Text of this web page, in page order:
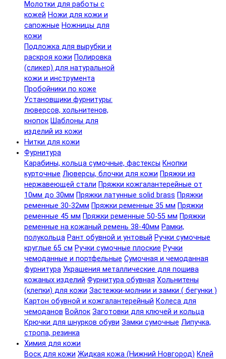
Молотки для работы с
кожей Ножи для кожи и
сапожные Ножницы для
кожи
Подложка для вырубки и
раскроя кожи Полировка
(сликер) для натуральной
кожи и инструмента
Пробойники по коже
Установщики фурнитуры:
люверсов, хольнитенов,
кнопок Шаблоны для
изделий из кожи
Нитки для кожи
Фурнитура
Карабины, кольца сумочные, фастексы Кнопки
курточные Люверсы, блочки для кожи Пряжки из
нержавеющей стали Пряжки кожгалантерейные от
10мм до 30мм Пряжки латунные solid brass Пряжки
ременные 30-32мм Пряжки ременные 35 мм Пряжки
ременные 45 мм Пряжки ременные 50-55 мм Пряжки
ременные на кожаный ремень 38-40мм Рамки,
полукольца Рант обувной и унтовый Ручки сумочные
круглые 65 см Ручки сумочные плоские Ручки
чемоданные и портфельные Сумочная и чемоданная
фурнитура Украшения металлические для пошива
кожаных изделий Фурнитура обувная Хольнитены
(клепки) для кожи Застежки-молнии и замки ( бегунки )
Картон обувной и кожгалантерейный Колеса для
чемоданов Войлок Заготовки для ключей и кольца
Крючки для шнурков обуви Замки сумочные Липучка,
стропа, резинка
Химия для кожи
Воск для кожи Жидкая кожа (Нижний Новгород) Клей